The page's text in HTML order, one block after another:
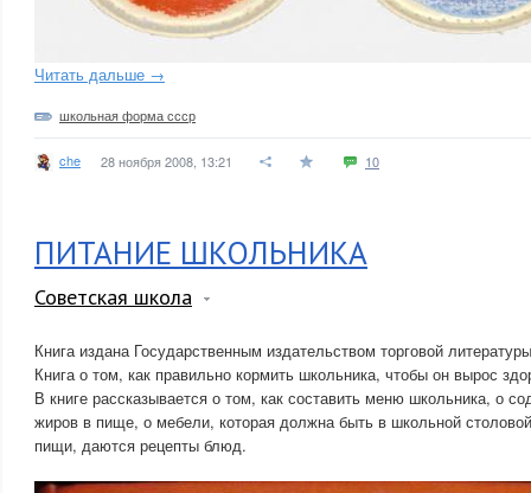
Читать дальше →
школьная форма ссср
che 28 ноября 2008, 13:21 10
ПИТАНИЕ ШКОЛЬНИКА
Советская школа
Книга издана Государственным издательством торговой
Книга о том, как правильно кормить школьника, чтобы он вырос
В книге рассказывается о том, как составить меню школьника, о
жиров в пище, о мебели, которая должна быть в школьной
пищи, даются рецепты блюд.